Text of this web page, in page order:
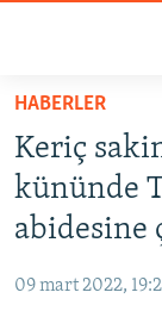
Esas
qaytmaq
Baş
navigatsiyağa
qaytmaq
Qıdıruvğa
SİYASET
İQTİSADİYAT
MEDENİYET
HABERLER
Keriç
kününde
abidesine
09 mart 2022,